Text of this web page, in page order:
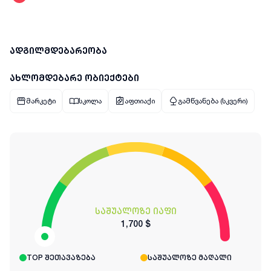
ადგილმდებარეობა
ახლომდებარე ობიექტები
მარკეტი სკოლა აფთიაქი გამწვანება (სკვერი)
საშუალოზე იაფი
1,700 $
TOP შეთავაზება საშუალოზე მაღალი